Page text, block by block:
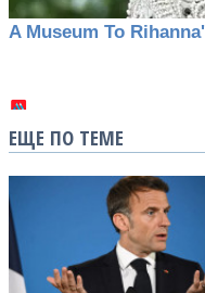
ЕЩЕ ПО ТЕМЕ